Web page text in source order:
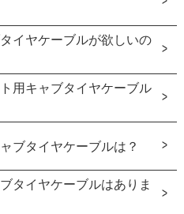
イヤケーブルが欲しいの
用キャブタイヤケーブル
ブタイヤケーブルは？
タイヤケーブルはありま